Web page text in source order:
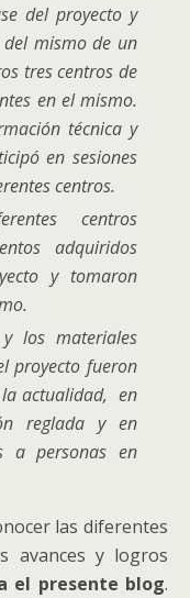
del proyecto y
mismo de un
tres centros de
en el mismo.
técnica y
en sesiones
centros.
centros
adquiridos
y tomaron
los materiales
proyecto fueron
la actualidad, en
reglada y en
a personas en
las diferentes
avances y logros
el presente blog.